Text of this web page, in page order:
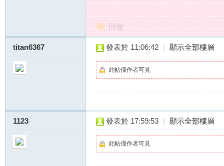
回復
titan6367 發表於 11:06:42 | 顯示全部樓層
此帖僅作者可見
1123 發表於 17:59:53 | 顯示全部樓層
此帖僅作者可見